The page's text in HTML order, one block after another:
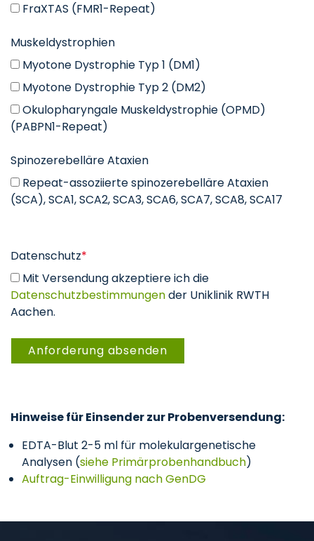
FraXTAS (FMR1-Repeat)
Muskeldystrophien
Myotone Dystrophie Typ 1 (DM1)
Myotone Dystrophie Typ 2 (DM2)
Okulopharyngale Muskeldystrophie (OPMD)
(PABPN1-Repeat)
Spinozerebelläre Ataxien
Repeat-assoziierte spinozerebelläre Ataxien
(SCA), SCA1, SCA2, SCA3, SCA6, SCA7, SCA8, SCA17
Datenschutz*
Mit Versendung akzeptiere ich die
Datenschutzbestimmungender Uniklinik RWTH
Aachen.
Hinweise für Einsender zur Probenversendung:
EDTA-Blut 2-5 ml für molekulargenetische
Analysen (siehe Primärprobenhandbuch)
Auftrag-Einwilligung nach GenDG